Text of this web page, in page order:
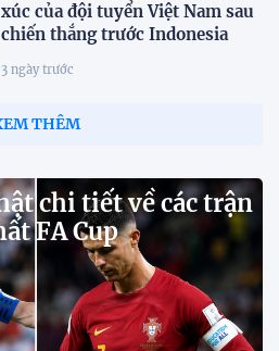
xúc của đội tuyển Việt Nam sau
chiến thắng trước Indonesia
3 ngày trước
3 ngày trước
Đội tuyển Việt Nam bùng nổ
trên sân khách, thắng đậm
Indonesia